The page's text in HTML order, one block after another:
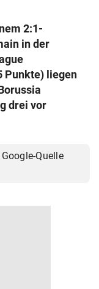
2:1-
in der
Punkte) liegen
drei vor
Quelle